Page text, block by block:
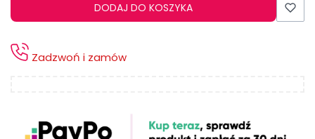
DODAJ DO KOSZYKA
Zadzwoń i zamów